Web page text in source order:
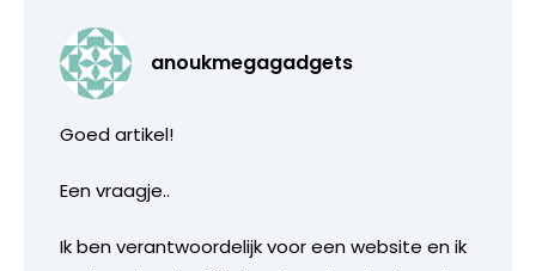
anoukmegagadgets
Goed artikel!
Een vraagje..
Ik ben verantwoordelijk voor een website en ik